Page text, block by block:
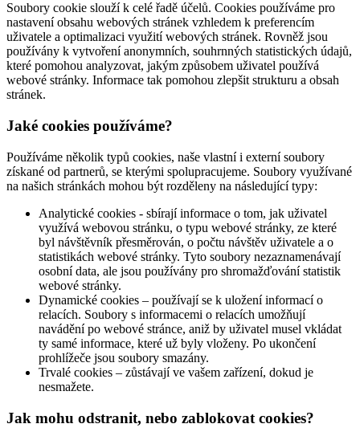
Soubory cookie slouží k celé řadě účelů. Cookies používáme pro
nastavení obsahu webových stránek vzhledem k preferencím
uživatele a optimalizaci využití webových stránek. Rovněž jsou
používány k vytvoření anonymních, souhrnných statistických údajů,
které pomohou analyzovat, jakým způsobem uživatel používá
webové stránky. Informace tak pomohou zlepšit strukturu a obsah
stránek.
Jaké cookies používáme?
Používáme několik typů cookies, naše vlastní i externí soubory
získané od partnerů, se kterými spolupracujeme. Soubory využívané
na našich stránkách mohou být rozděleny na následující typy:
Analytické cookies - sbírají informace o tom, jak uživatel
využívá webovou stránku, o typu webové stránky, ze které
byl návštěvník přesměrován, o počtu návštěv uživatele a o
statistikách webové stránky. Tyto soubory nezaznamenávají
osobní data, ale jsou používány pro shromažďování statistik
webové stránky.
Dynamické cookies – používají se k uložení informací o
relacích. Soubory s informacemi o relacích umožňují
navádění po webové stránce, aniž by uživatel musel vkládat
ty samé informace, které už byly vloženy. Po ukončení
prohlížeče jsou soubory smazány.
Trvalé cookies – zůstávají ve vašem zařízení, dokud je
nesmažete.
Jak mohu odstranit, nebo zablokovat cookies?